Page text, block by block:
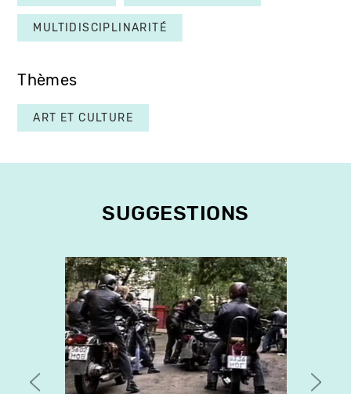
MULTIDISCIPLINARITÉ
Thèmes
ART ET CULTURE
SUGGESTIONS